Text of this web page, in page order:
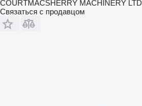
COURTMACSHERRY MACHINERY LTD
Связаться с продавцом